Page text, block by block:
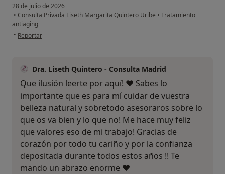
28 de julio de 2026
• Consulta Privada Liseth Margarita Quintero Uribe • Tratamiento
antiaging
• en opinión del usuario Maria Alario
Reportar
Dra. Liseth Quintero - Consulta Madrid
Que ilusión leerte por aquí! ❤️ Sabes lo
importante que es para mí cuidar de vuestra
belleza natural y sobretodo asesoraros sobre lo
que os va bien y lo que no! Me hace muy feliz
que valores eso de mi trabajo! Gracias de
corazón por todo tu cariño y por la confianza
depositada durante todos estos años !! Te
mando un abrazo enorme ❤️